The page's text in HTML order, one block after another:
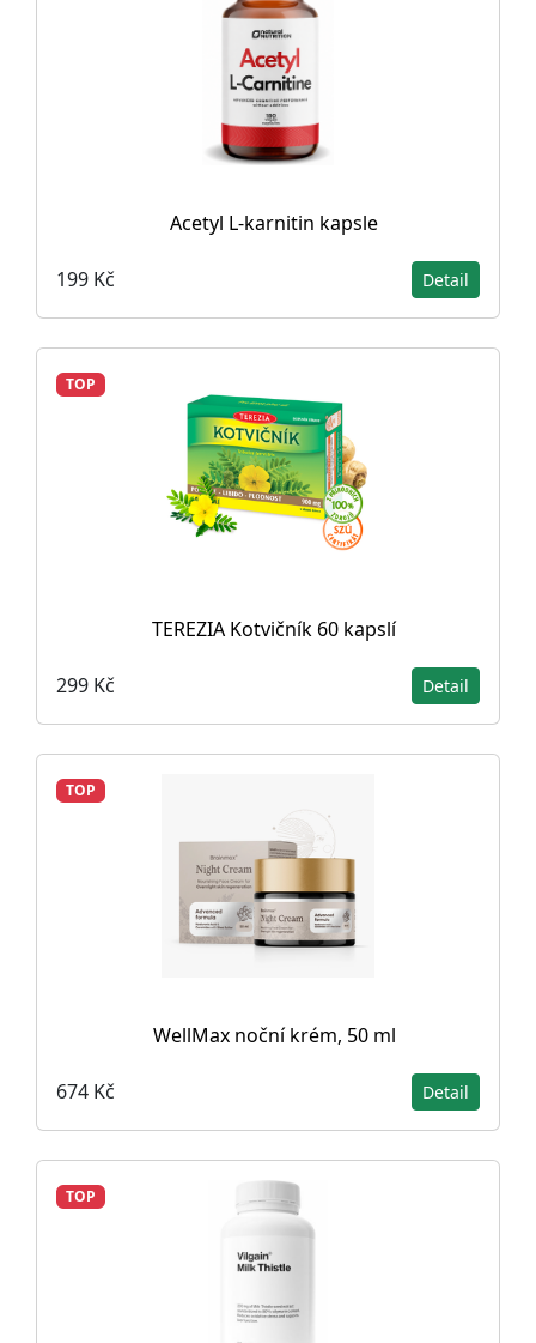
Acetyl L-karnitin kapsle
199 Kč Detail
TOP
TEREZIA Kotvičník 60 kapslí
299 Kč Detail
TOP
WellMax noční krém, 50 ml
674 Kč Detail
TOP